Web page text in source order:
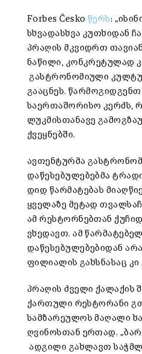
Forbes Česko წერს:
სხვადასხვა კუთხიდან
პრაღის მკვიდრთ
ნაწილი, კონკრეტულად
გასტრონომიული
გააცნეს.
საერთაშორისო კერძს,
ლუკმისთანავე
ქვეყნებში.
ავთენტურმა
დაწესებულებებმა
დიდ წარმატებას
ყველაზე მეტად
ამ რესტორნებთან
ვხედავთ. ამ
დაწესებულებებიდან
ფილიალის გახსნასაც კი
პრაღის ძველი ქალაქის
ქართული რესტორანი
სამზარეულოს მაღალი
ღვინოსთან ერთად.
ადგილი გახლავთ